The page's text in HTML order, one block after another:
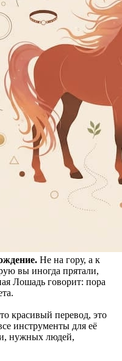
Не на гору, а к
вы иногда прятали,
Лошадь говорит: пора
красивый перевод, это
инструменты для её
нужных людей,